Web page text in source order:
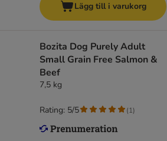
Lägg till i varukorg
Bozita Dog Purely Adult
Small Grain Free Salmon &
Beef
7,5 kg
Rating: 5/5 (1)